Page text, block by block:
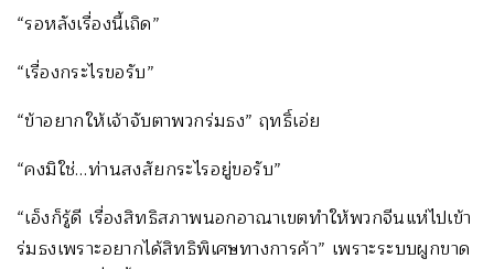
“รอหลังเรื่องนี้เถิด”
“เรื่องกระไรขอรับ”
“ข้าอยากให้เจ้าจับตาพวกร่มธง” ฤทธิ์เอ่ย
“คงมิใช่…ท่านสงสัยกระไรอยู่ขอรับ”
“เอ็งก็รู้ดี เรื่องสิทธิสภาพนอกอาณาเขตทำให้พวกจีนแห่ไปเข้า
ร่มธงเพราะอยากได้สิทธิพิเศษทางการค้า” เพราะระบบผูกขาด